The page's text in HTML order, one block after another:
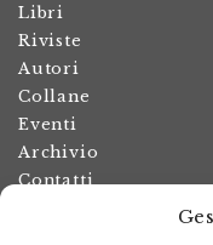
Libri
Riviste
Autori
Collane
Eventi
Archivio
Contatti
Termini e